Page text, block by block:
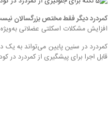
کمردرد دیگر فقط مختص بزرگسالان
افزایش مشکلات اسکلتی عضلانی
کمردرد در سنین پایین می‌تواند به یک
قابل اجرا برای پیشگیری از کمردرد